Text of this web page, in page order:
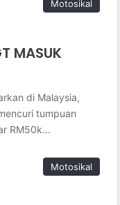
Motosikal
MASUK
di Malaysia,
tumpuan
RM50k…
Motosikal